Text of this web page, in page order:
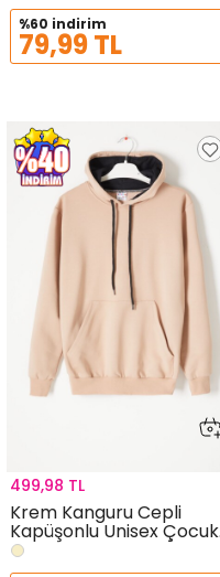
%60 indirim
79,99 TL
Krem Kanguru Cepli
Kapüşonlu Unisex Çocuk
Sweatshirt 16783
499,98 TL